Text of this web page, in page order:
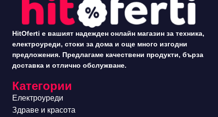
HitOferti е вашият надежден онлайн магазин за техника,
електроуреди, стоки за дома и още много изгодни
предложения. Предлагаме качествени продукти, бърза
доставка и отлично обслужване.
Категории
Електроуреди
Здраве и красота